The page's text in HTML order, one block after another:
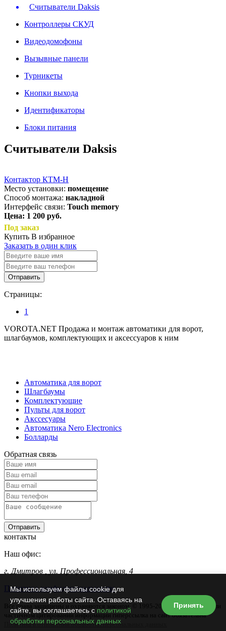
Считыватели Daksis
Контроллеры СКУД
Видеодомофоны
Вызывные панели
Турникеты
Кнопки выхода
Идентификаторы
Блоки питания
Считыватели Daksis
Контактор КТМ-Н
Место установки: помещение
Способ монтажа: накладной
Интерфейс связи: Touch memory
Цена: 1 200 руб.
Под заказ
Купить В избранное
Заказать в один клик
Отправить
Страницы:
1
VOROTA.NET Продажа и монтаж автоматики для ворот,
шлагбаумов, комплектующих и аксессуаров к ним
Автоматика для ворот
Шлагбаумы
Комплектующие
Пульты для ворот
Акссесуары
Автоматика Nero Electronics
Болларды
Обратная связь
Отправить
контакты
Наш офис:
г. Дмитров
ул. Профессиональная, 4
Политика конфиденциальности
Все права защищены и охраняются законом. © 1995-2026 г. При полном или
частичном цитировании информации гиперссылка на сайт обязательна
Политика в отношении обработки персональных данных
Мы используем файлы cookie для
улучшения работы сайта. Оставаясь на
сайте, вы соглашаетесь с политикой
обработки персональных данных
Принять